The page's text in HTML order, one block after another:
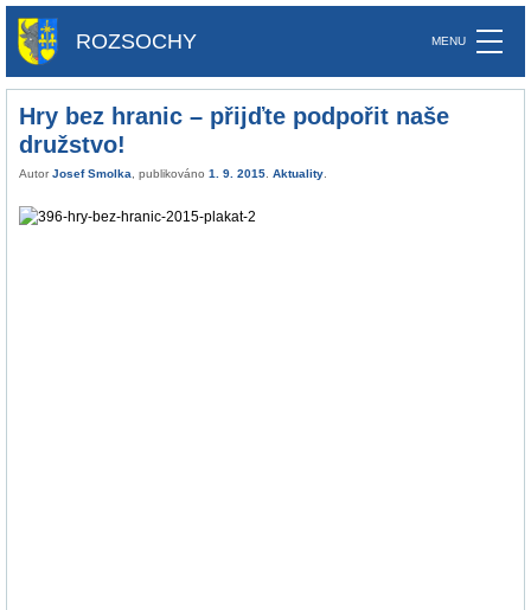
ROZSOCHY
Hry bez hranic – přijďte podpořit naše
družstvo!
Autor Josef Smolka , publikováno 1. 9. 2015 Aktuality